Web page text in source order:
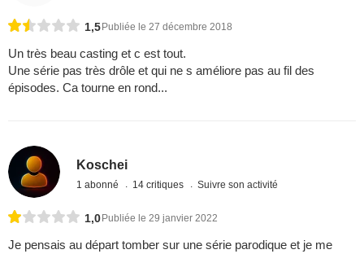
1,5 Publiée le 27 décembre 2018
Un très beau casting et c est tout.
Une série pas très drôle et qui ne s améliore pas au fil des
épisodes. Ca tourne en rond...
Koschei
1 abonné 14 critiques Suivre son activité
1,0 Publiée le 29 janvier 2022
Je pensais au départ tomber sur une série parodique et je me